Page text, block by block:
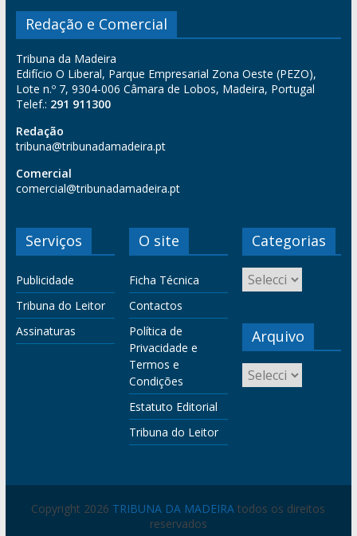
Redação e Comercial
Tribuna da Madeira
Edifício O Liberal, Parque Empresarial Zona Oeste (PEZO),
Lote n.º 7, 9304-006 Câmara de Lobos, Madeira, Portugal
Telef.: 291 911300
Redação
tribuna@tribunadamadeira.pt
Comercial
comercial@tribunadamadeira.pt
Serviços
Publicidade
Tribuna do Leitor
Assinaturas
O site
Ficha Técnica
Contactos
Política de
Privacidade e
Termos e
Condições
Estatuto Editorial
Tribuna do Leitor
Categorias
Arquivo
Copyright 2026 TRIBUNA DA MADEIRA todos os direitos
reservados